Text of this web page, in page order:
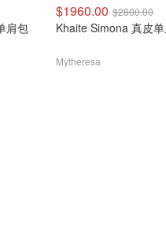
肩包
$1960.00 $2800.00
Khaite Simona 真皮
Mytheresa